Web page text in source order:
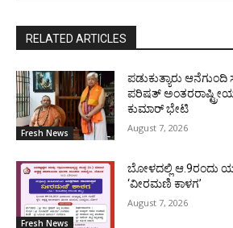
RELATED ARTICLES
Fresh News
ಪಡುಕುತ್ಯಾರು ಆನೆಗುಂದಿ
ಪರಿಷತ್
ಕುಮಾರ್ ಭೇಟಿ
August 7, 2026
Fresh News
ಬೋಳದಲ್ಲಿ ಆ.9ರಂದು
‘ವೀರಮಣಿ ಕಾಳಗ’
August 7, 2026